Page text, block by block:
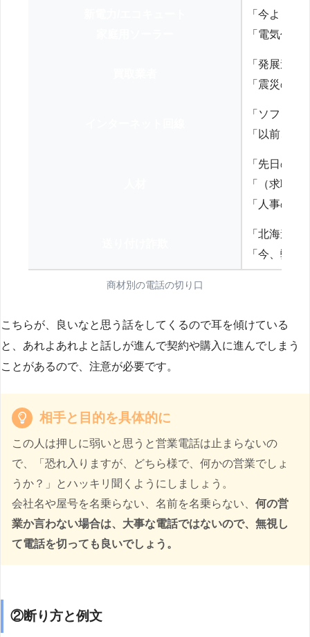
「今より
「電気代を
「発展途
「震災の
「ソフト
「以前、
「先日の
「（求職
「人事の方
「北海道
「今、弊
商材別の電話の切り口
こちらが、良いなと思う話をしてくるので耳を傾けている
と、あれよあれよと話しが進んで契約や購入に進んでしまう
ことがあるので、注意が必要です。
相手と目的を具体的に
この人は押しに弱いと思うと営業電話は止まらないの
で、「恐れ入りますが、どちら様で、何かの営業でしょ
うか？」とハッキリ聞くようにしましょう。
会社名や屋号を名乗らない、名前を名乗らない、 何の営
業か言わない場合は、大事な電話ではないので、無視し
て電話を切っても良いでしょう。
②断り方と例文